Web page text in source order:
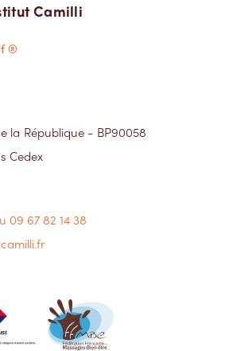
Camilli
®
la République - BP90058
Cedex
09 67 82 14 38